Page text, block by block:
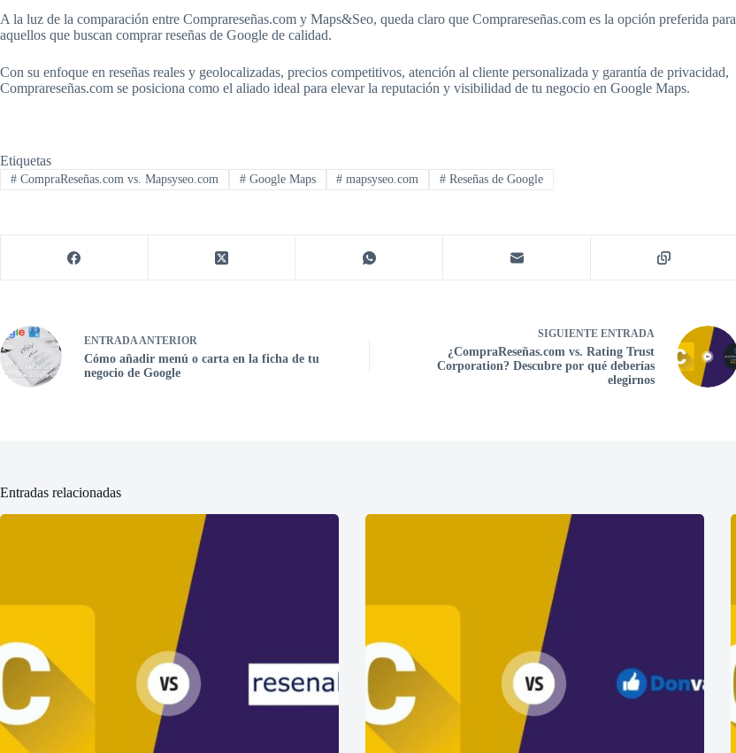
A la luz de la comparación entre Comprareseñas.com y Maps&Seo, queda claro que Comprareseñas.com es la opción preferida para
aquellos que buscan comprar reseñas de Google de calidad.
Con su enfoque en reseñas reales y geolocalizadas, precios competitivos, atención al cliente personalizada y garantía de privacidad,
Comprareseñas.com se posiciona como el aliado ideal para elevar la reputación y visibilidad de tu negocio en Google Maps.
Etiquetas
#CompraReseñas.com vs. Mapsyseo.com #Google Maps # mapsyseo.com # Reseñas de Google
ENTRADAANTERIOR
Cómo añadir menú o carta en la ficha de tu
negocio de Google
SIGUIENTE ENTRADA
¿CompraReseñas.com vs. Rating Trust
Corporation? Descubre por qué deberías
elegirnos
Entradas relacionadas